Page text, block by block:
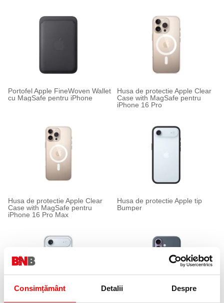
Consimțământ Detalii Despre
Portofel Apple FineWoven Wallet
cu MagSafe pentru iPhone
Husa de protectie Apple Clear
Case with MagSafe pentru
iPhone 16 Pro
Husa de protectie Apple Clear
Case with MagSafe pentru
iPhone 16 Pro Max
Husa de protectie Apple tip
Bumper